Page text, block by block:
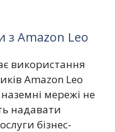
з Amazon Leo
використання
Amazon Leo
мережі не
надавати
бізнес-